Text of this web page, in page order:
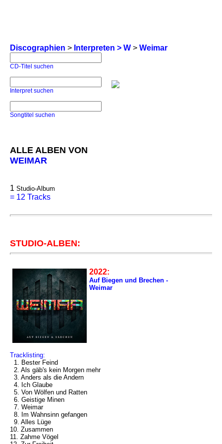
Discographien > Interpreten > W > Weimar
CD-Titel suchen
Interpret suchen
Songtitel suchen
ALLE ALBEN VON
WEIMAR
1 Studio-Album
= 12 Tracks
STUDIO-ALBEN:
2022:
Auf Biegen und Brechen -
Weimar
Tracklisting:
1. Bester Feind
2. Als gäb's kein Morgen mehr
3. Anders als die Andern
4. Ich Glaube
5. Von Wölfen und Ratten
6. Geistige Minen
7. Weimar
8. Im Wahnsinn gefangen
9. Alles Lüge
10. Zusammen
11. Zahme Vögel